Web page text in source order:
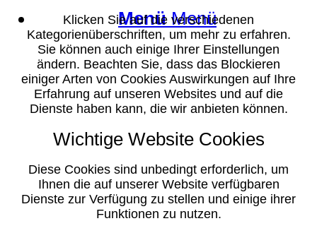
Menü Menü
Klicken Sie auf die verschiedenen
Kategorienüberschriften, um mehr zu erfahren.
Sie können auch einige Ihrer Einstellungen
ändern. Beachten Sie, dass das Blockieren
einiger Arten von Cookies Auswirkungen auf Ihre
Erfahrung auf unseren Websites und auf die
Dienste haben kann, die wir anbieten können.
Wichtige Website Cookies
Diese Cookies sind unbedingt erforderlich, um
Ihnen die auf unserer Website verfügbaren
Dienste zur Verfügung zu stellen und einige ihrer
Funktionen zu nutzen.